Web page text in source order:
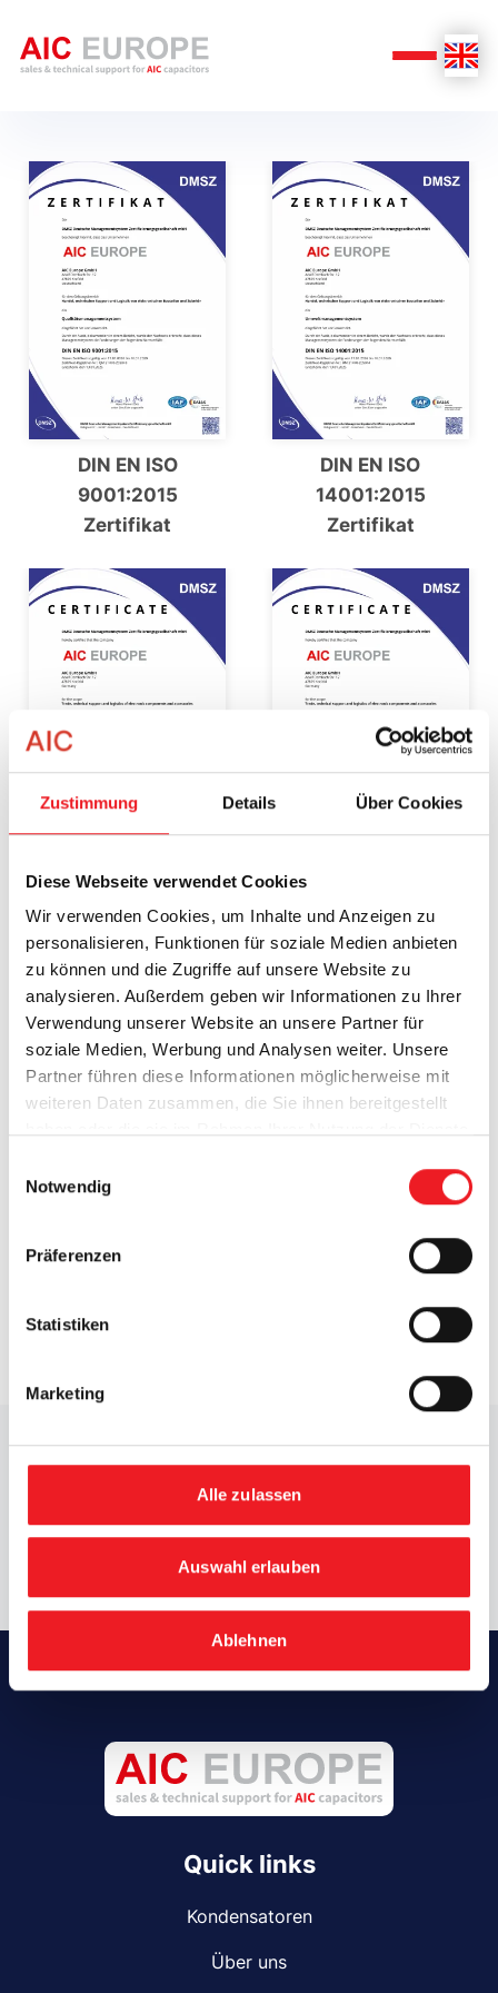
Zustimmung Details Über Cookies
Diese Webseite verwendet Cookies
Wir verwenden Cookies, um Inhalte und Anzeigen zu
personalisieren, Funktionen für soziale Medien anbieten
zu können und die Zugriffe auf unsere Website zu
analysieren. Außerdem geben wir Informationen zu Ihrer
Verwendung unserer Website an unsere Partner für
soziale Medien, Werbung und Analysen weiter. Unsere
Partner führen diese Informationen möglicherweise mit
weiteren Daten zusammen, die Sie ihnen bereitgestellt
Notwendig
Präferenzen
Statistiken
Marketing
Alle zulassen
Auswahl erlauben
Ablehnen
DIN EN ISO
9001:2015
Zertifikat
DIN EN ISO
14001:2015
Zertifikat
DIN EN ISO
certificate
certificate
Sourcing Policy
info@aic-europe.com +49 2151 49435
Kontaktieren Sie uns
Quick links
Kondensatoren
Über uns